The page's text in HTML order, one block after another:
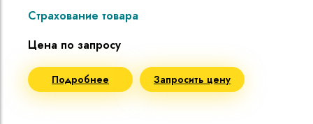
Страхование товара
Цена по запросу
Подробнее Запросить цену